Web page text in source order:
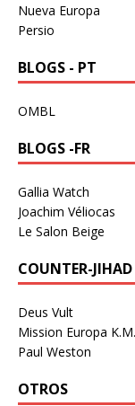
Nueva Europa
Persio
BLOGS - PT
OMBL
BLOGS -FR
Gallia Watch
Joachim Véliocas
Le Salon Beige
COUNTER-JIHAD
Deus Vult
Mission Europa K.M.
Paul Weston
OTROS